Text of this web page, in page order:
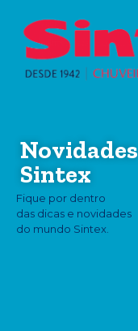
Novidades
Sintex
Fique por dentro
das dicas e novidades
do mundo Sintex.